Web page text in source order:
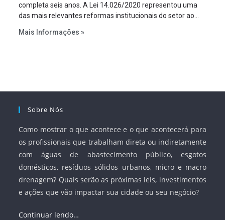
completa seis anos. A Lei 14.026/2020 representou uma
das mais relevantes reformas institucionais do setor ao
serviços, ampliar a participação da iniciativa privada,
Mais Informações »
Sobre Nós
Como mostrar o que acontece e o que acontecerá para
os profissionais que trabalham direta ou indiretamente
com águas de abastecimento público, esgotos
domésticos, resíduos sólidos urbanos, micro e macro
drenagem? Quais serão as próximas leis, investimentos
e ações que vão impactar sua cidade ou seu negócio?
Continuar lendo…